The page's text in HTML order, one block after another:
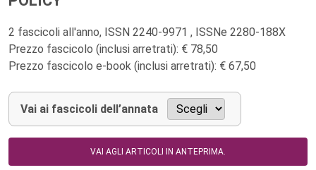
2 fascicoli all'anno, ISSN 2240-9971 , ISSNe 2280-188X
Prezzo fascicolo (inclusi arretrati): € 78,50
Prezzo fascicolo e-book (inclusi arretrati): € 67,50
Vai ai fascicoli dell’annata
VAI AGLI ARTICOLI IN ANTEPRIMA.